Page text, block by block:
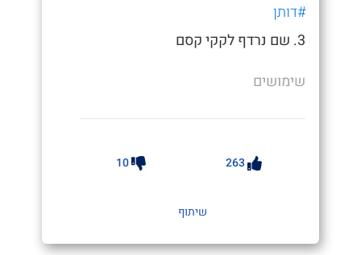
#דותן
3. שם נרדף לקקי קסם
שימושים
263
10
שיתוף